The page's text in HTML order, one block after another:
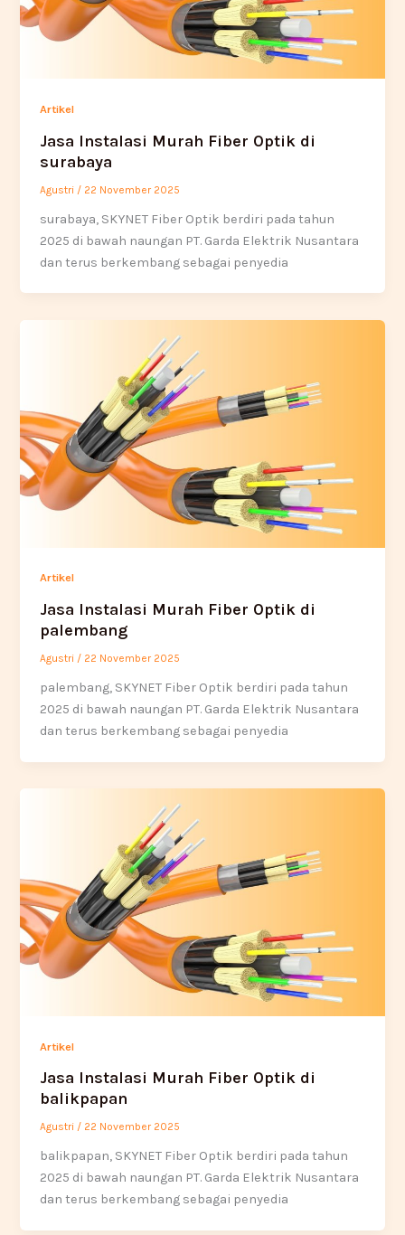
Artikel
Jasa Instalasi Murah Fiber Optik di
surabaya
Agustri / 22 November 2025
surabaya, SKYNET Fiber Optik berdiri pada tahun
2025 di bawah naungan PT. Garda Elektrik Nusantara
dan terus berkembang sebagai penyedia
Artikel
Jasa Instalasi Murah Fiber Optik di
palembang
Agustri / 22 November 2025
palembang, SKYNET Fiber Optik berdiri pada tahun
2025 di bawah naungan PT. Garda Elektrik Nusantara
dan terus berkembang sebagai penyedia
Artikel
Jasa Instalasi Murah Fiber Optik di
balikpapan
Agustri / 22 November 2025
balikpapan, SKYNET Fiber Optik berdiri pada tahun
2025 di bawah naungan PT. Garda Elektrik Nusantara
dan terus berkembang sebagai penyedia